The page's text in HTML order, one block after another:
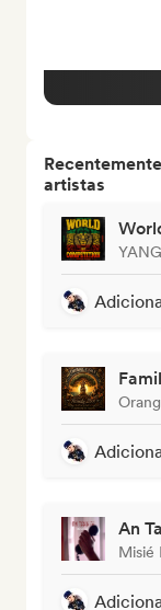
artistas
An
Misié